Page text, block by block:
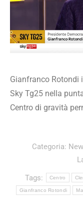
Gianfranco Rotondi
Sky Tg25 nella
Centro di gravità
Categoria:
Tags:
Centro
Gianfranco Rotondi